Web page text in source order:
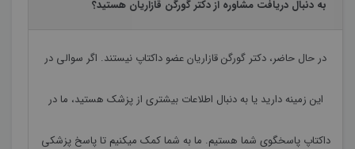
به دنبال دریافت مشاوره از دکتر گورگن قازاریان هستید؟
در حال حاضر، دکتر گورگن قازاریانعضو داکتاپ نیستند. اگر سوالی در
این زمینه دارید یا به دنبال اطلاعات بیشتری از پزشک هستید، ما در
داکتاپ پاسخگوی شما هستیم. ما به شما کمک میکنیم تا پاسخ پزشکی